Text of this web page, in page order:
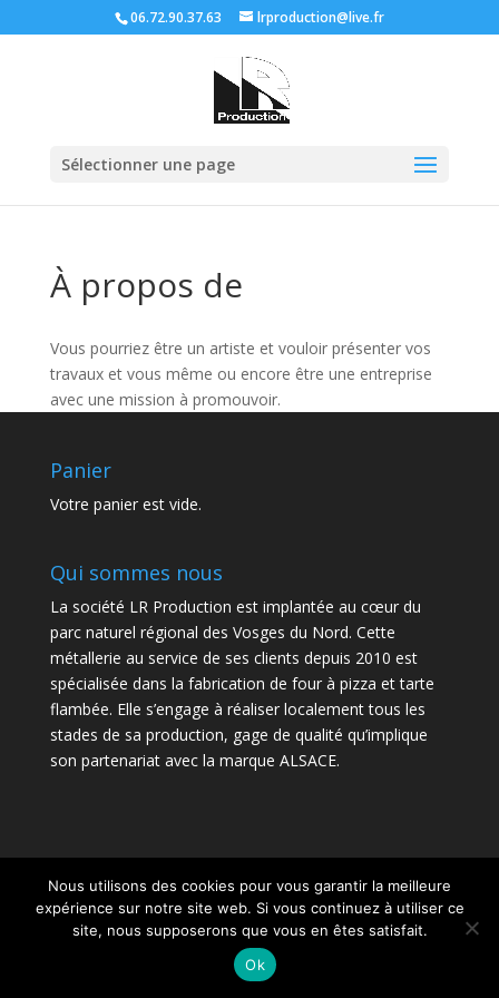
06.72.90.37.63 lrproduction@live.fr
Sélectionner une page
À propos de
Vous pourriez être un artiste et vouloir présenter vos
travaux et vous même ou encore être une entreprise
avec une mission à promouvoir.
Panier
Votre panier est vide.
Qui sommes nous
La société LR Production est implantée au cœur du
parc naturel régional des Vosges du Nord. Cette
métallerie au service de ses clients depuis 2010 est
spécialisée dans la fabrication de four à pizza et tarte
flambée. Elle s’engage à réaliser localement tous les
stades de sa production, gage de qualité qu’implique
son partenariat avec la marque ALSACE.
Copyright LR Production
Nous utilisons des cookies pour vous garantir la meilleure
expérience sur notre site web. Si vous continuez à utiliser ce
site, nous supposerons que vous en êtes satisfait.
Ok